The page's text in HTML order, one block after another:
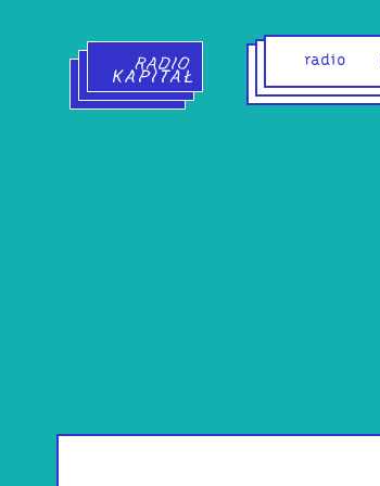
Radio Kapitał - strona główna
radio